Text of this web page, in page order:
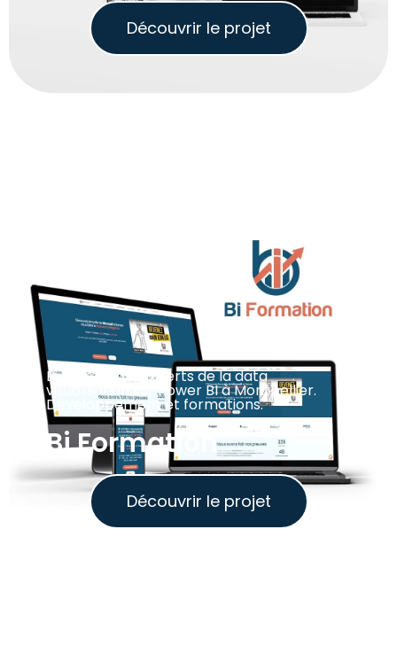
Découvrir le projet
Bi Formation, experts de la data
visualisation sur Power BI à Montpellier.
Développement et formations.
Bi Formation
Découvrir le projet